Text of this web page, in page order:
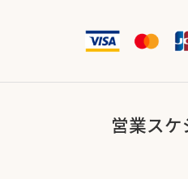
営業スケ